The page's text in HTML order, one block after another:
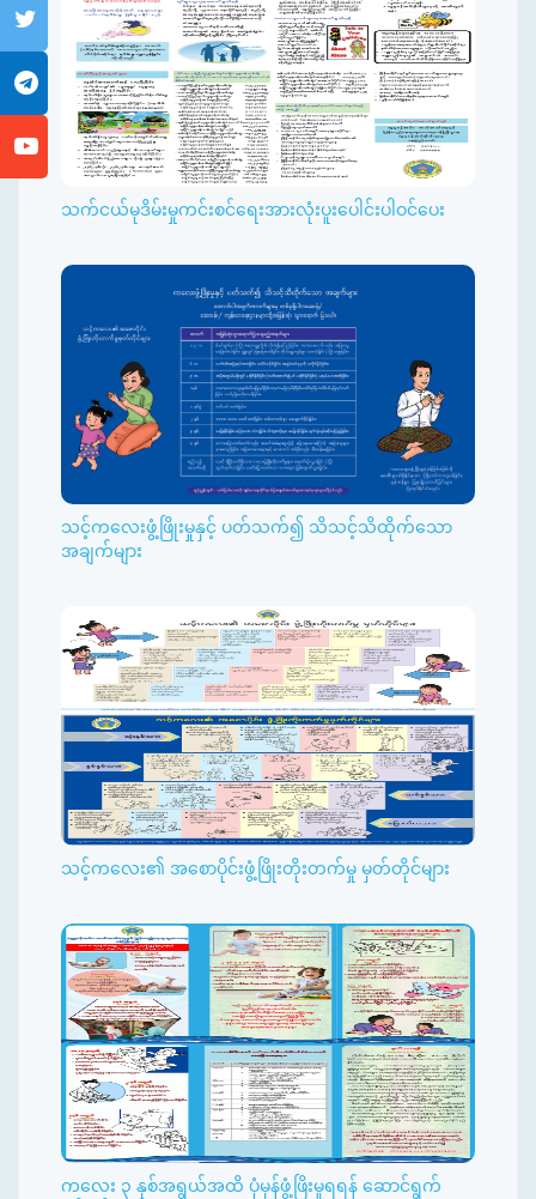
သက်ငယ်မုဒိမ်းမှုကင်းစင်ရေးအားလုံးပူးပေါင်းပါဝင်ပေး
သင့်ကလေးဖွံ့ဖြိုးမှုနှင့် ပတ်သက်၍ သိသင့်သိထိုက်သော
အချက်များ
သင့်ကလေး၏ အစောပိုင်းဖွံ့ဖြိုးတိုးတက်မှု မှတ်တိုင်များ
ကလေး ၃ နှစ်အရွယ်အထိ ပုံမှန်ဖွံ့ဖြိးမှုရရန် ဆောင်ရွက်